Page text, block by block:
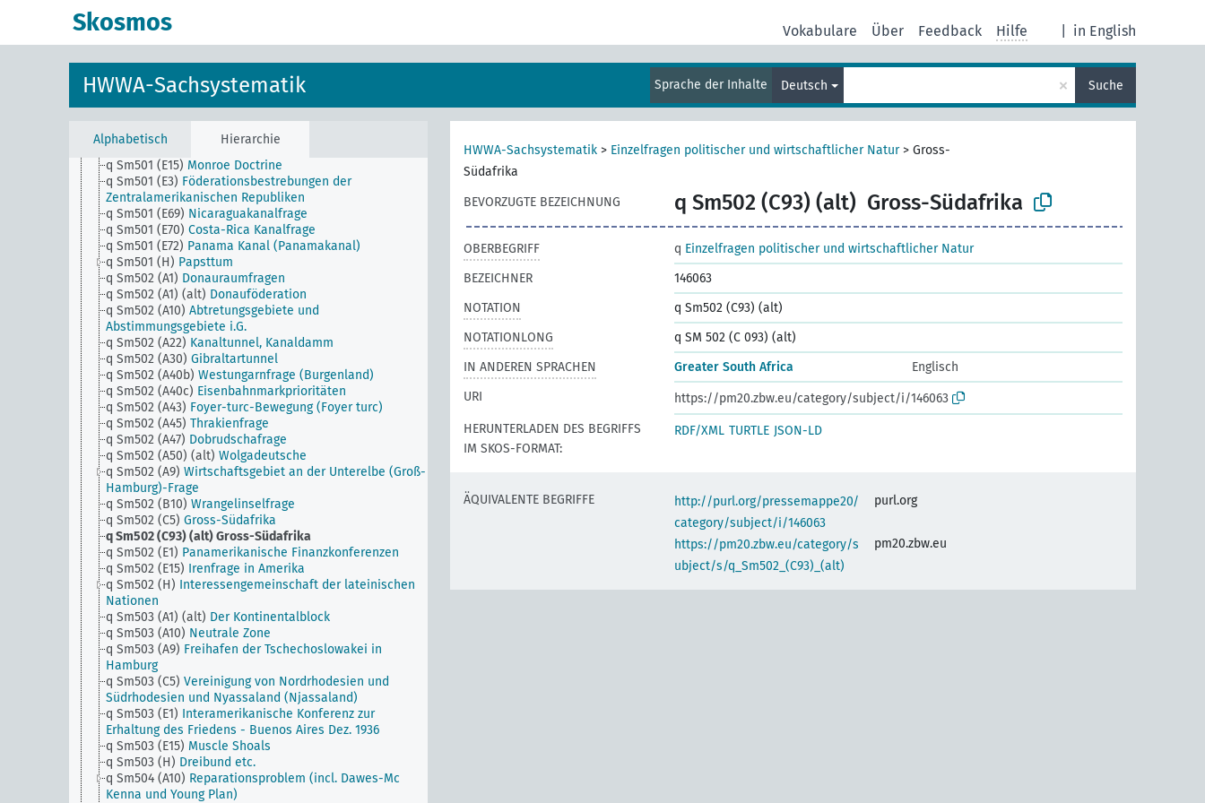
Skosmos in English
Vokabulare Über Feedback Hilfe
HWWA-Sachsystematik Sprache der Inhalte Deutsch × Suche
Alphabetisch Hierarchie
q Sm501 (C100)
q Sm501 (C125) Tanasee-Projekt (Tanasee)
Firestone Konzession
q Sm501 (C93)
Walfischbaifrage
q Sm501 (E1)
q Sm501 (E15) Monroe Doctrine
q Sm501 (E3) Föderationsbestrebungen der
Zentralamerikanischen Republiken
q Sm501 (E69) Nicaraguakanalfrage
q Sm501 (E70) Costa-Rica Kanalfrage
q Sm501 (E72) Panama Kanal (Panamakanal)
q Sm501 (H) Papsttum
q Sm502 (A1) Donauraumfragen
q Sm502 (A1) (alt) Donauföderation
q Sm502 (A10) Abtretungsgebiete und
Abstimmungsgebiete i.G.
q Sm502 (A22) Kanaltunnel, Kanaldamm
q Sm502 (A30) Gibraltartunnel
q Sm502 (A40b) Westungarnfrage (Burgenland)
q Sm502 (A40c) Eisenbahnmarkprioritäten
q Sm502 (A43) Foyer-turc-Bewegung (Foyer turc)
q Sm502 (A45) Thrakienfrage
q Sm502 (A47) Dobrudschafrage
q Sm502 (A50) (alt) Wolgadeutsche
q Sm502 (A9) Wirtschaftsgebiet an der Unterelbe (Groß-
Hamburg)-Frage
q Sm502 (B10) Wrangelinselfrage
q Sm502 (C5) Gross-Südafrika
q Sm502 (C93) (alt)Gross-Südafrika
q Sm502 (E1) Panamerikanische Finanzkonferenzen
q Sm502 (E15) Irenfrage in Amerika
q Sm502 (H) Interessengemeinschaft der lateinischen
Nationen
q Sm503 (A1) (alt) Der Kontinentalblock
q Sm503 (A10) Neutrale Zone
q Sm503 (A9) Freihafen der Tschechoslowakei in
Hamburg
q Sm503 (C5) Vereinigung von Nordrhodesien und
Südrhodesien und Nyassaland (Njassaland)
q Sm503 (E1) Interamerikanische Konferenz zur
Erhaltung des Friedens - Buenos Aires Dez. 1936
q Sm503 (E15) Muscle Shoals
q Sm503 (H) Dreibund etc.
q Sm504 (A10) Reparationsproblem (incl. Dawes-Mc
Kenna und Young Plan)
HWWA-Sachsystematik > Einzelfragen politischer und wirtschaftlicher Natur> Gross-
Südafrika
BEVORZUGTE BEZEICHNUNG
q Sm502 (C93) (alt) Gross-Südafrika
OBERBEGRIFF q Einzelfragen politischer und wirtschaftlicher Natur
BEZEICHNER
146063
NOTATION
q Sm502 (C93) (alt)
NOTATIONLONG
q SM 502 (C 093) (alt)
IN ANDEREN SPRACHEN
Greater South Africa
Englisch
URI
https://pm20.zbw.eu/category/subject/i/146063
HERUNTERLADEN DES BEGRIFFS
IM SKOS-FORMAT:
RDF/XML TURTLE JSON-LD
ÄQUIVALENTE BEGRIFFE
http://purl.org/pressemappe20/
category/subject/i/146063
purl.org
https://pm20.zbw.eu/category/s
ubject/s/q_Sm502_(C93)_(alt)
pm20.zbw.eu